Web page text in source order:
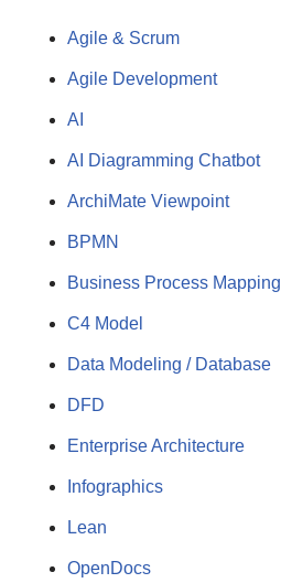
Agile & Scrum
Agile Development
AI
AI Diagramming Chatbot
ArchiMate Viewpoint
BPMN
Business Process Mapping
C4 Model
Data Modeling / Database
DFD
Enterprise Architecture
Infographics
Lean
OpenDocs